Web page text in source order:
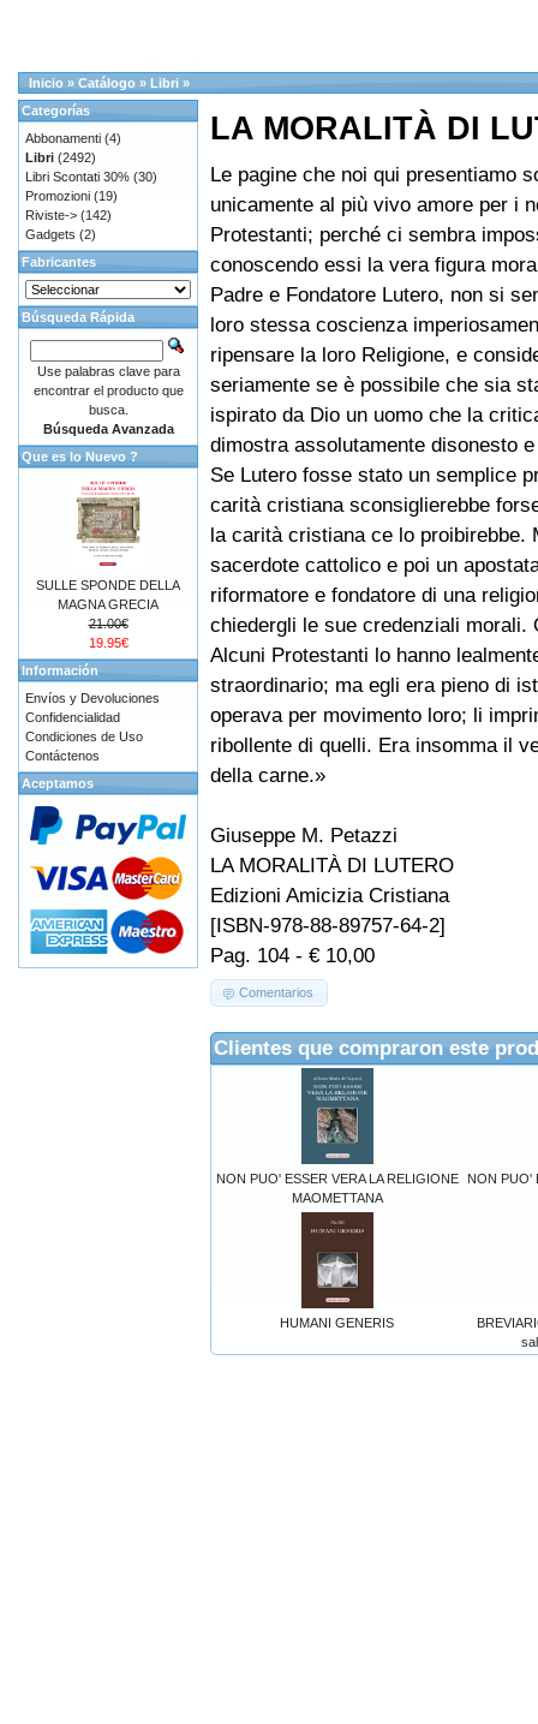
Inicio » Catálogo » Libri »
LA MORALITÀ DI
Le pagine che noi qui presentiamo
unicamente al più vivo amore per i
Protestanti; perché ci sembra
conoscendo essi la vera figura
Padre e Fondatore Lutero, non si
loro stessa coscienza
ripensare la loro Religione, e
seriamente se è possibile che sia
ispirato da Dio un uomo che la
dimostra assolutamente disonesto
Se Lutero fosse stato un semplice
carità cristiana sconsiglierebbe
la carità cristiana ce lo proibirebbe.
sacerdote cattolico e poi un
riformatore e fondatore di una
chiedergli le sue credenziali
Alcuni Protestanti lo hanno
straordinario; ma egli era pieno di
operava per movimento loro; li
ribollente di quelli. Era insomma il
della carne.»
Giuseppe M. Petazzi
LA MORALITÀ DI LUTERO
Edizioni Amicizia Cristiana
[ISBN-978-88-89757-64-2]
Pag. 104 - € 10,00
Comentarios
Clientes que compraron este
NON PUO' ESSER VERA LA RELIGIONE
MAOMETTANA
NON PUO'
HUMANI GENERIS
Categorías
Abbonamenti (4)
Libri (2492)
Libri Scontati 30% (30)
Promozioni (19)
Riviste-> (142)
Gadgets (2)
Fabricantes
Búsqueda Rápida
Use palabras clave para
encontrar el producto que
busca.
Búsqueda Avanzada
Que es lo Nuevo ?
SULLE SPONDE DELLA
MAGNA GRECIA
21.00€
19.95€
Información
Envíos y Devoluciones
Confidencialidad
Condiciones de Uso
Contáctenos
Aceptamos